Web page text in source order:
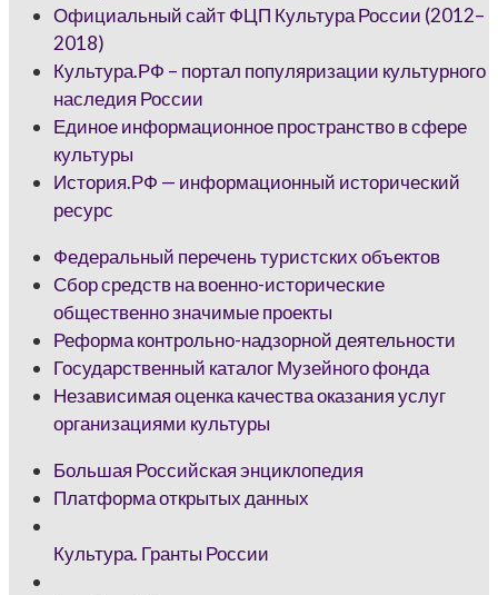
Официальный сайт ФЦП Культура России (2012–
2018)
Культура.РФ – портал популяризации культурного
наследия России
Единое информационное пространство в сфере
культуры
История.РФ — информационный исторический
ресурс
Федеральный перечень туристских объектов
Сбор средств на военно-исторические
общественно значимые проекты
Реформа контрольно-надзорной деятельности
Государственный каталог Музейного фонда
Независимая оценка качества оказания услуг
организациями культуры
Большая Российская энциклопедия
Платформа открытых данных
Культура. Гранты России